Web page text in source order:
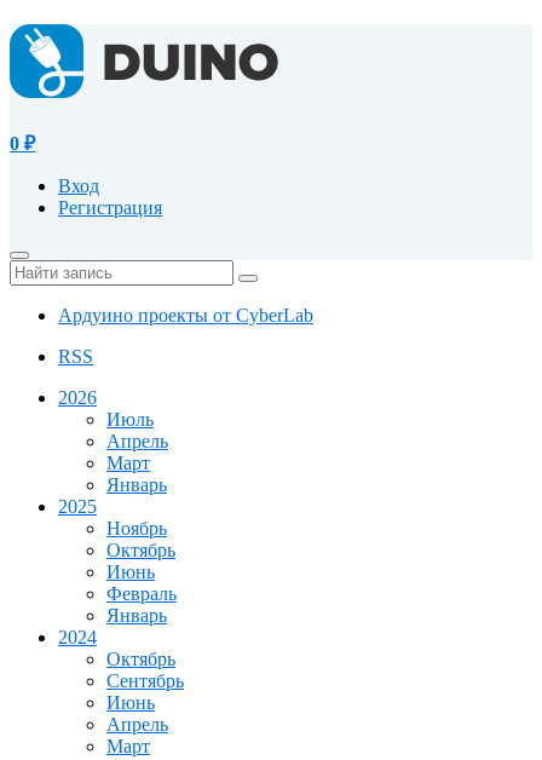
0 ₽
Вход
Регистрация
Ардуино проекты от CyberLab
RSS
2026
Июль
Апрель
Март
Январь
2025
Ноябрь
Октябрь
Июнь
Февраль
Январь
2024
Октябрь
Сентябрь
Июнь
Апрель
Март